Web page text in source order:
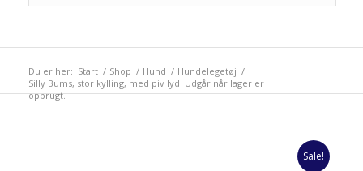
Du er her: Start / Shop / Hund / Hundelegetøj /
Silly Bums, stor kylling, med piv lyd. Udgår når lager er
opbrugt.
Sale!